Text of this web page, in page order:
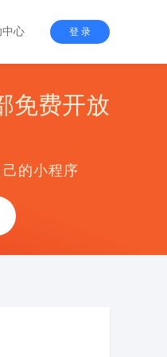
中心 登 录
免费开放
的小程序